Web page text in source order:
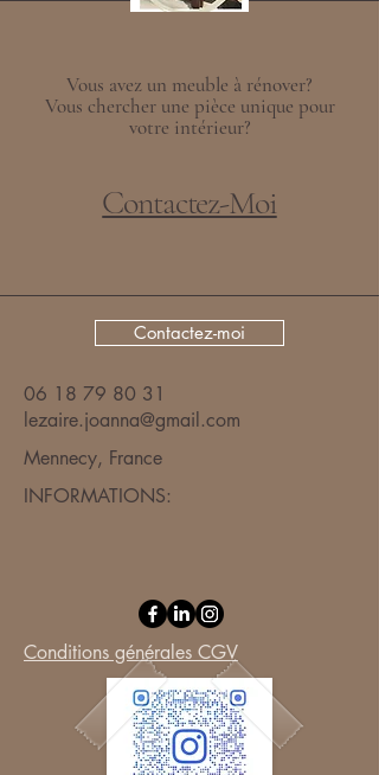
Vous avez un meuble à rénover?
Vous chercher une pièce unique pour
votre intérieur?
Contactez-Moi
Contactez-moi
06 18 79 80 31
lezaire.joanna@gmail.com
Mennecy, France
INFORMATIONS:​
Conditions générales CGV